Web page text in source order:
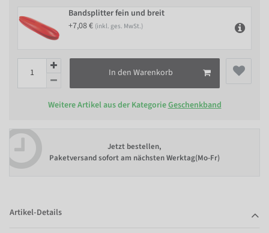
Bandsplitter fein und breit
+7,08 € (inkl. ges. MwSt.)
In den Warenkorb
Weitere Artikel aus der KategorieGeschenkband
Jetzt bestellen,
Paketversand sofort am nächsten Werktag(Mo-Fr)
Artikel-Details